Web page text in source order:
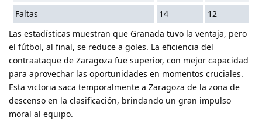
Faltas
14
12
Las estadísticas muestran que Granada tuvo la ventaja, pero
el fútbol, al final, se reduce a goles. La eficiencia del
contraataque de Zaragoza fue superior, con mejor capacidad
para aprovechar las oportunidades en momentos cruciales.
Esta victoria saca temporalmente a Zaragoza de la zona de
descenso en la clasificación, brindando un gran impulso
moral al equipo.